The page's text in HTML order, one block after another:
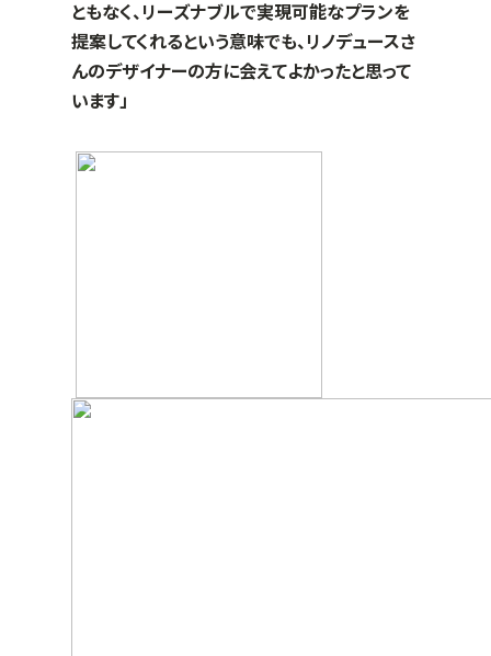
ともなく、リーズナブルで実現可能なプランを
提案してくれるという意味でも、リノデュースさ
んのデザイナーの方に会えてよかったと思って
います」